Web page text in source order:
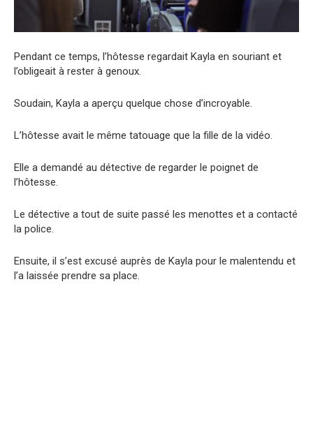
Pendant ce temps, l’hôtesse regardait Kayla en souriant et
l’obligeait à rester à genoux.
Soudain, Kayla a aperçu quelque chose d’incroyable.
L’hôtesse avait le même tatouage que la fille de la vidéo.
Elle a demandé au détective de regarder le poignet de
l’hôtesse.
Le détective a tout de suite passé les menottes et a contacté
la police.
Ensuite, il s’est excusé auprès de Kayla pour le malentendu et
l’a laissée prendre sa place.